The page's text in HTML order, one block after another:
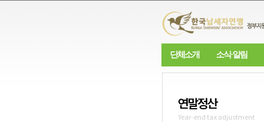
단체소개 소식·알림
연말정산
Year-end tax adjustment